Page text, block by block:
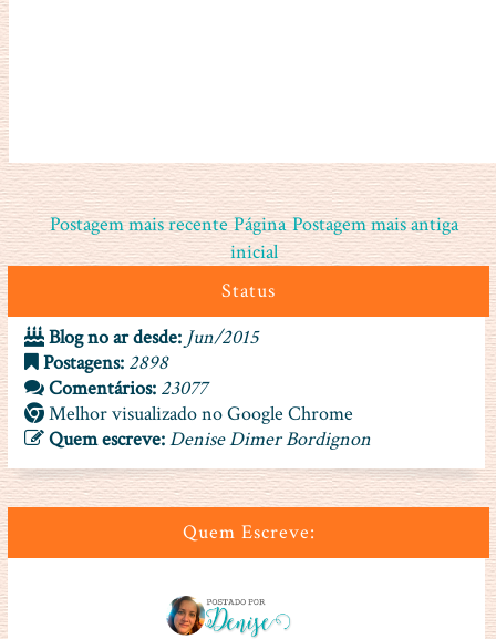
Postagem mais recente Postagem mais antiga
Página
inicial
Status
Blog no ar desde: Jun/2015
Postagens: 2898
Comentários: 23077
Melhor visualizado no Google Chrome
Quem escreve:Denise Dimer Bordignon
Quem Escreve: